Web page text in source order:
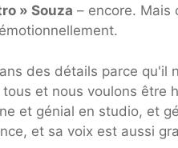
» Souza – encore. Mais
des détails parce qu'il
et nous voulons être
et génial en studio, et
et sa voix est aussi